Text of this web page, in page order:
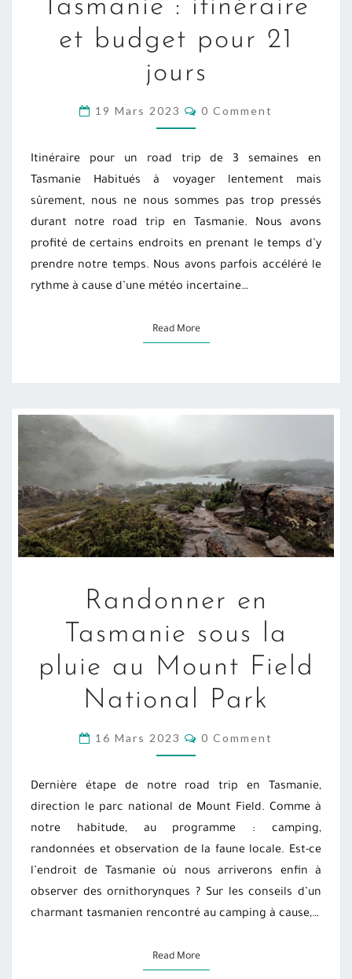
TASMANIE
:
ET
JOURS
Tasmanie : itinéraire
et budget pour 21
jours
19 Mars 2023 COMMENTS
0 Comment
Itinéraire pour un road trip de 3 semaines en
Tasmanie Habitués à voyager lentement mais
sûrement, nous ne nous sommes pas trop pressés
durant notre road trip en Tasmanie. Nous avons
profité de certains endroits en prenant le temps d’y
prendre notre temps. Nous avons parfois accéléré le
rythme à cause d’une météo incertaine…
Read MoreRead More
EN
SOUS
LA
PLUIE
AU
PARK
Randonner en
Tasmanie sous la
pluie au Mount Field
National Park
16 Mars 2023 COMMENTS
0 Comment
Dernière étape de notre road trip en Tasmanie,
direction le parc national de Mount Field. Comme à
notre habitude, au programme : camping,
randonnées et observation de la faune locale. Est-ce
l’endroit de Tasmanie où nous arriverons enfin à
observer des ornithorynques ? Sur les conseils d’un
charmant tasmanien rencontré au camping à cause,…
Read MoreRead More